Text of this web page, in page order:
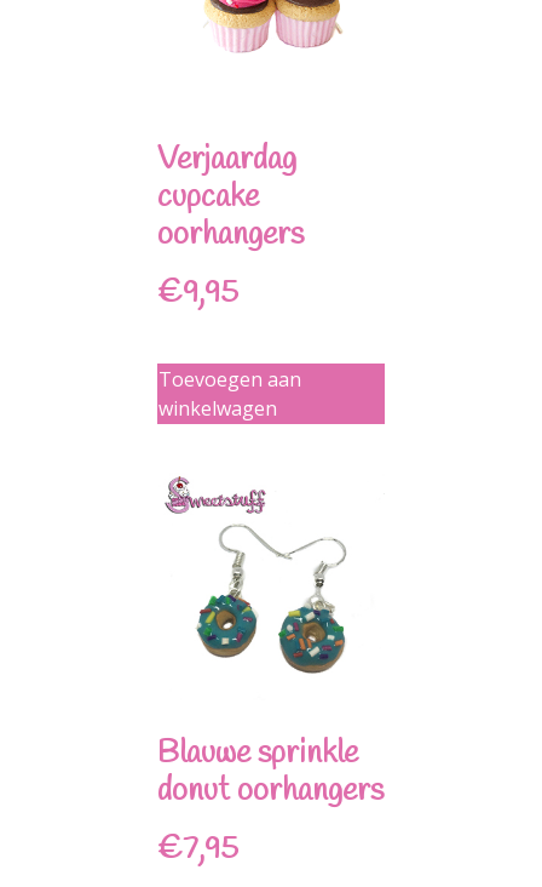
Verjaardag
cupcake
oorhangers
€9,95
Toevoegen aan
winkelwagen
Blauwe sprinkle
donut oorhangers
€7,95